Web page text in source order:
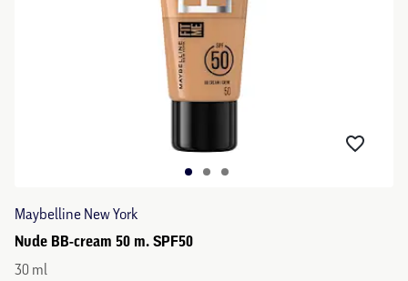
Maybelline New York
Nude BB-cream 50 m. SPF50
30 ml